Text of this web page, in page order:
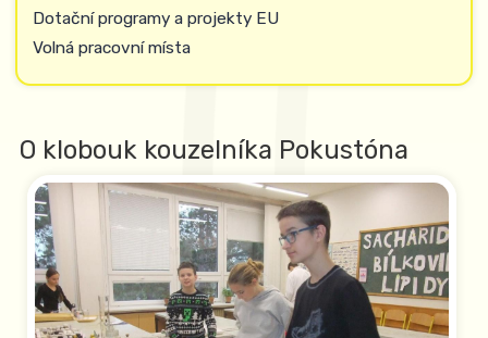
Dotační programy a projekty EU
Volná pracovní místa
O klobouk kouzelníka Pokustóna